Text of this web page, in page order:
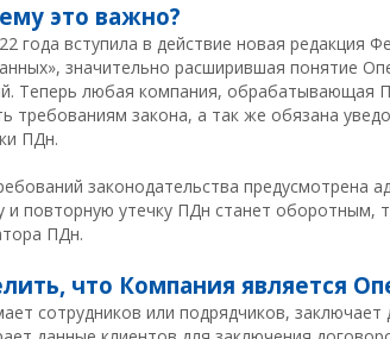
это важно?
года вступила в действие новая редакция
значительно расширившая понятие
Теперь любая компания, обрабатывающая
требованиям закона, а так же обязана
ПДн.
законодательства предусмотрена
и повторную утечку ПДн станет оборотным,
ПДн.
что Компания является
сотрудников или подрядчиков,